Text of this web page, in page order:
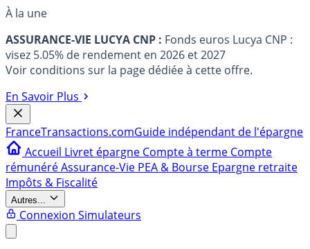
À la une
ASSURANCE-VIE LUCYA CNP : Fonds euros Lucya CNP :
visez 5.05% de rendement en 2026 et 2027
Voir conditions sur la page dédiée à cette offre.
En Savoir Plus
FranceTransactions.comGuide indépendant de l'épargne
Accueil Livret épargne Compte à terme Compte
rémunéréAssurance-Vie PEA & Bourse Epargne retraite
Impôts & Fiscalité
Autres...
Connexion Simulateurs